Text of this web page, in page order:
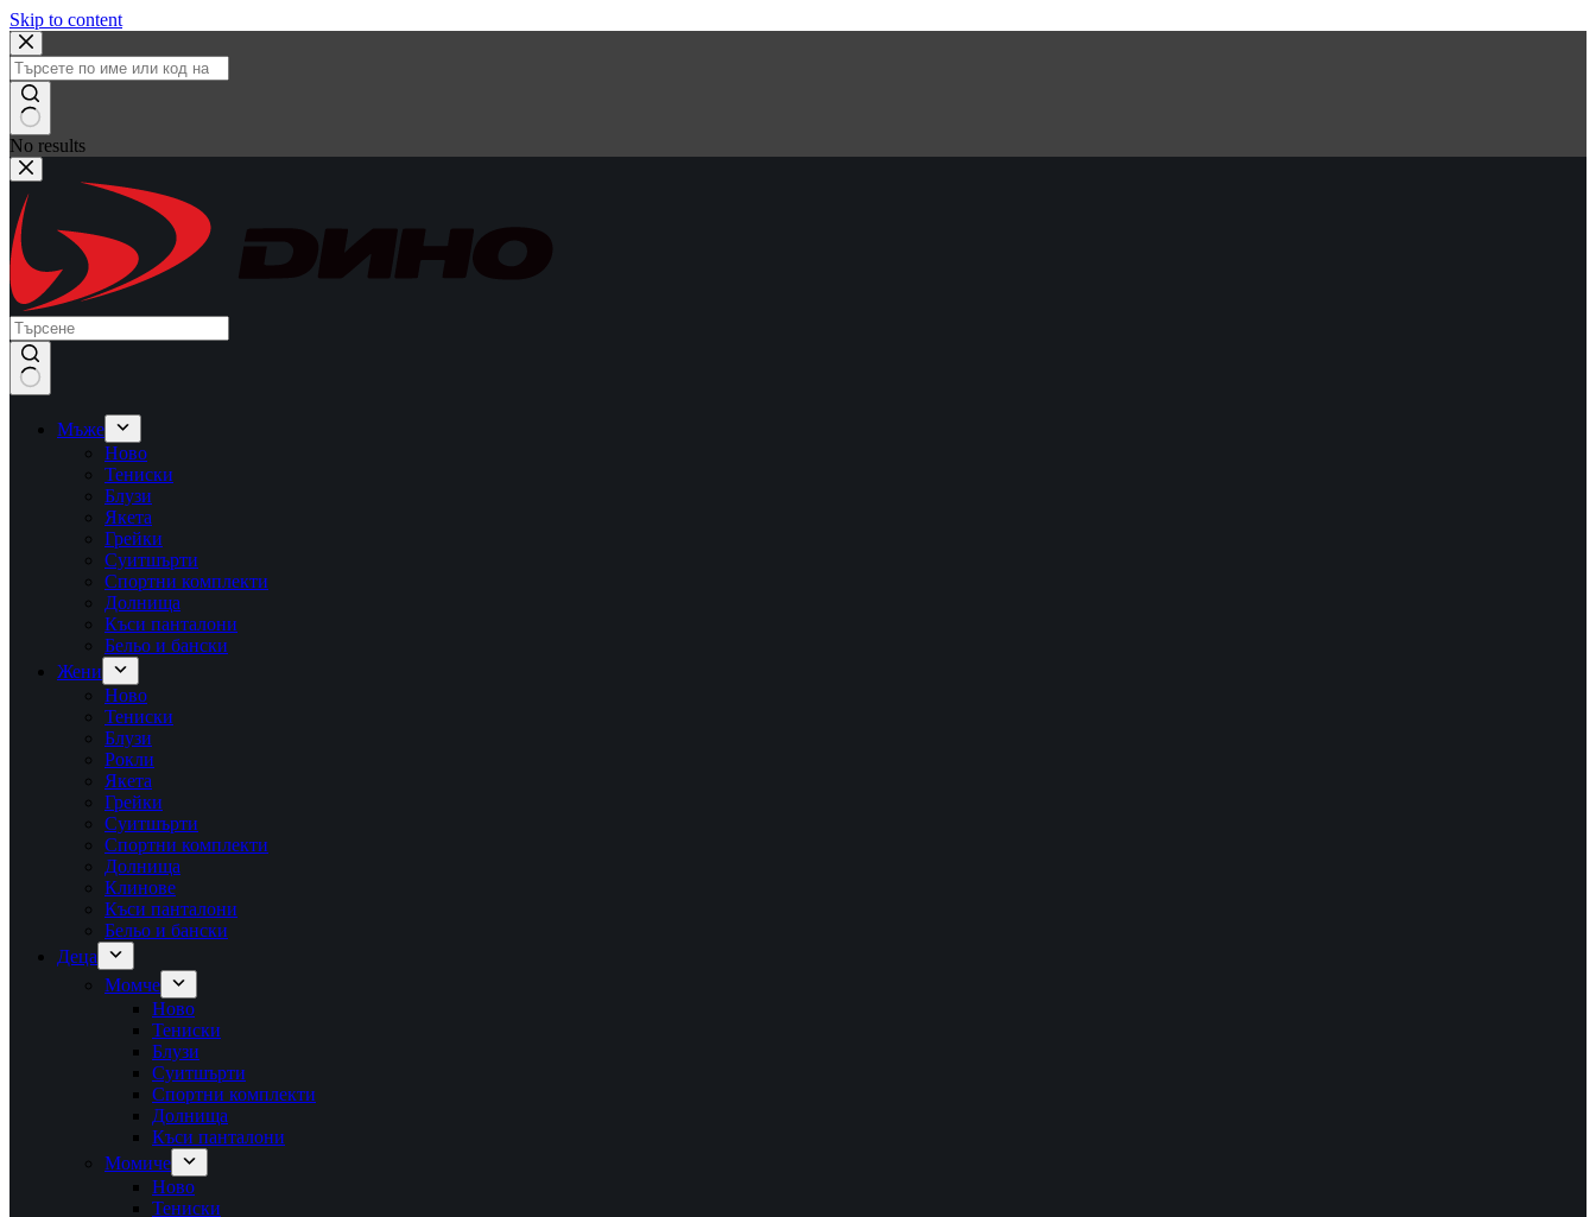
Skip to content
No results
Мъже
Ново
Тениски
Блузи
Якета
Грейки
Суитшърти
Спортни комплекти
Долнища
Къси панталони
Бельо и бански
Жени
Ново
Тениски
Блузи
Рокли
Якета
Грейки
Суитшърти
Спортни комплекти
Долнища
Клинове
Къси панталони
Бельо и бански
Деца
Момче
Ново
Тениски
Блузи
Суитшърти
Спортни комплекти
Долнища
Къси панталони
Момиче
Ново
Тениски